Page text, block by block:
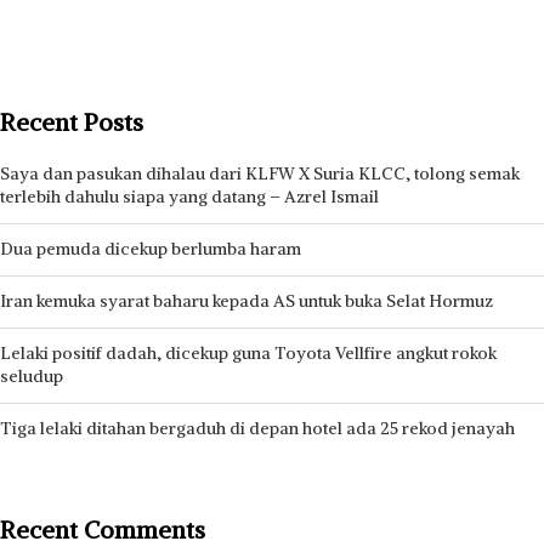
Recent Posts
Saya dan pasukan dihalau dari KLFW X Suria KLCC, tolong semak
terlebih dahulu siapa yang datang – Azrel Ismail
Dua pemuda dicekup berlumba haram
Iran kemuka syarat baharu kepada AS untuk buka Selat Hormuz
Lelaki positif dadah, dicekup guna Toyota Vellfire angkut rokok
seludup
Tiga lelaki ditahan bergaduh di depan hotel ada 25 rekod jenayah
Recent Comments